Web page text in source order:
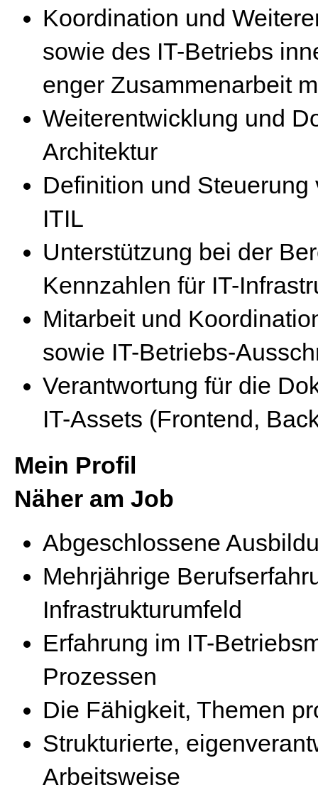
Koordination und
sowie des IT-Betriebs
enger Zusammenarbeit
Weiterentwicklung und
Architektur
Definition und
ITIL
Unterstützung bei der
Kennzahlen für IT-
Mitarbeit und
sowie IT-Betriebs-
Verantwortung für die
IT-Assets (Frontend,
Mein Profil
Näher am Job
Abgeschlossene
Mehrjährige
Infrastrukturumfeld
Erfahrung im IT-
Prozessen
Die Fähigkeit, Themen
Strukturierte,
Arbeitsweise